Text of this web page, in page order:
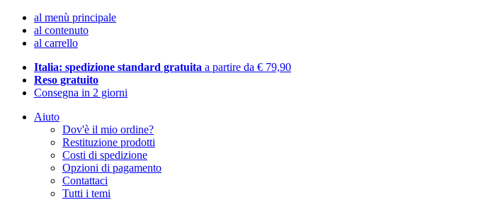
al menù principale
al contenuto
al carrello
Italia: spedizione standard gratuita a partire da € 79,90
Reso gratuito
Consegna in 2 giorni
Aiuto
Dov'è il mio ordine?
Restituzione prodotti
Costi di spedizione
Opzioni di pagamento
Contattaci
Tutti i temi